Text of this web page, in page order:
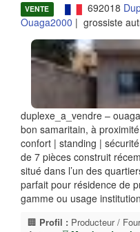
VENTE 692018
Ouaga2000 | grossiste
duplexe_a_vendre –
bon samaritain, à
confort | standing |
de 7 pièces construit
situé dans l’un des
parfait pour résidence de
gamme ou usage
🏢 Profil : Producteur /